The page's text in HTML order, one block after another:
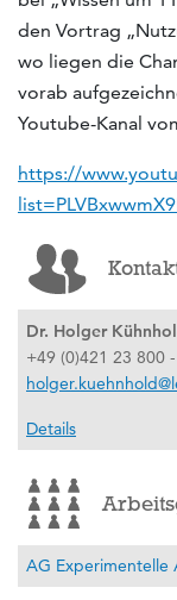
den Vortrag
wo liegen die
vorab
Youtube-Kanal
https://
Dr. Holger
+49 (0)421 23 800
Details
AG Experimentelle